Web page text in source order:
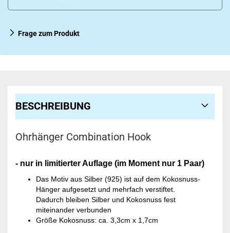
Frage zum Produkt
BESCHREIBUNG
Ohrhänger Combination Hook
- nur in limitierter Auflage (im Moment nur 1 Paar)
Das Motiv aus Silber (925) ist auf dem Kokosnuss-
Hänger aufgesetzt und mehrfach verstiftet.
Dadurch bleiben Silber und Kokosnuss fest
miteinander verbunden
Größe Kokosnuss: ca. 3,3cm x 1,7cm